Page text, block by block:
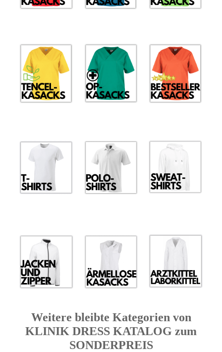
Weitere bleibte Kategorien von
KLINIK DRESS KATALOG zum
SONDERPREIS